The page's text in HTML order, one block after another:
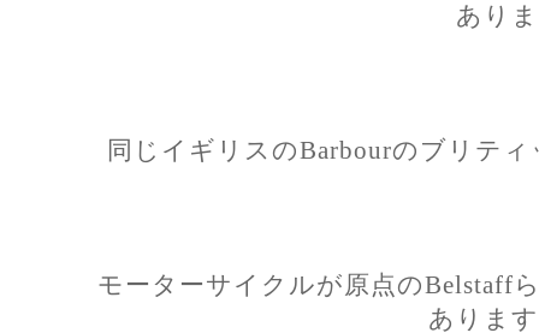
あり
同じイギリスのBarbourのブリテ
モーターサイクルが原点のBelstaff
ありま